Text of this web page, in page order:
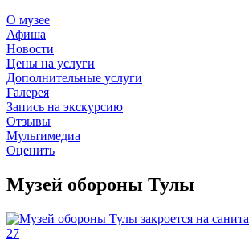
О музее
Афиша
Новости
Цены на услуги
Дополнительные услуги
Галерея
Запись на экскурсию
Отзывы
Мультимедиа
Оценить
Музей обороны Тулы
27